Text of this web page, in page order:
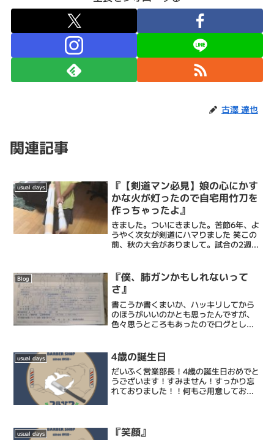
古澤 達也
関連記事
usual days
『【剣道マン必見】娘の心にかす
かな火が灯ったので自宅用竹刀を
作っちゃったよ』
きました。ついにきました。苦節6年、よ
うやく次女が剣道にハマりました 笑この
前、秋の大会がありまして。試合の2週間
ると「パパー剣道やろう！」って言って
くるようになりまし...
Blog
『僕、肺ガンかもしれないって
さ』
書こうか書くまいか、ハッキリしてから
のほうがいいのかとも思ったんですが、
色々思うところもあったのでログとして
腸のガン検診でした。結果は2ヶ月後くら
いと言われていたのです...
usual days 4歳の誕生日
だいふく営業部長！4歳の誕生日おめでと
うございます！すみません！すっかり忘
れておりました！！何もご用意しており
usual days 『笑顔』